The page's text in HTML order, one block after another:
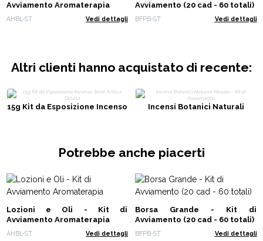
Avviamento Aromaterapia
AHBL-ST Vedi dettagli
Avviamento (20 cad - 60 totali)
BFPB-ST Vedi dettagli
Altri clienti hanno acquistato di recente:
15g Kit da Esposizione Incenso
Incensi Botanici Naturali
Potrebbe anche piacerti
Lozioni e Oli - Kit di
Avviamento Aromaterapia
AHBL-ST Vedi dettagli
Borsa Grande - Kit di
Avviamento (20 cad - 60 totali)
BFPB-ST Vedi dettagli